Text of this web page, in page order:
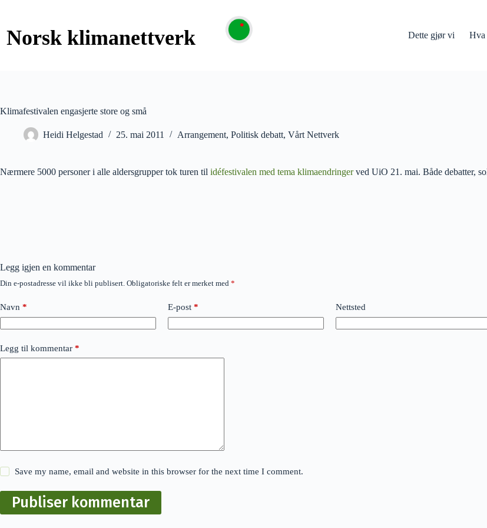
Dette gjør vi Hva
Klimafestivalen engasjerte store og små
Heidi Helgestad 25. mai 2011 Arrangement, Politisk debatt, Vårt Nettverk
Nærmere 5000 personer i alle aldersgrupper tok turen til idéfestivalen med tema klimaendringerved UiO 21. mai. Både debatter,
Legg igjen en kommentar
Din e-postadresse vil ikke bli publisert. Obligatoriske felt er merket med *
Navn * E-post * Nettsted
Legg til kommentar *
Save my name, email and website in this browser for the next time I comment.
Publiser kommentar